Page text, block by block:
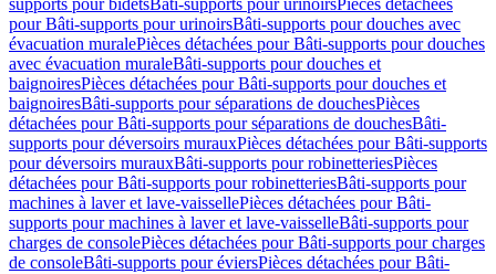
supports pour bidetsBâti-supports pour urinoirsPièces détachées
pour Bâti-supports pour urinoirsBâti-supports pour douches avec
évacuation muralePièces détachées pour Bâti-supports pour douches
avec évacuation muraleBâti-supports pour douches et
baignoiresPièces détachées pour Bâti-supports pour douches et
baignoiresBâti-supports pour séparations de douchesPièces
détachées pour Bâti-supports pour séparations de douchesBâti-
supports pour déversoirs murauxPièces détachées pour Bâti-supports
pour déversoirs murauxBâti-supports pour robinetteriesPièces
détachées pour Bâti-supports pour robinetteriesBâti-supports pour
machines à laver et lave-vaissellePièces détachées pour Bâti-
supports pour machines à laver et lave-vaisselleBâti-supports pour
charges de consolePièces détachées pour Bâti-supports pour charges
de consoleBâti-supports pour éviersPièces détachées pour Bâti-